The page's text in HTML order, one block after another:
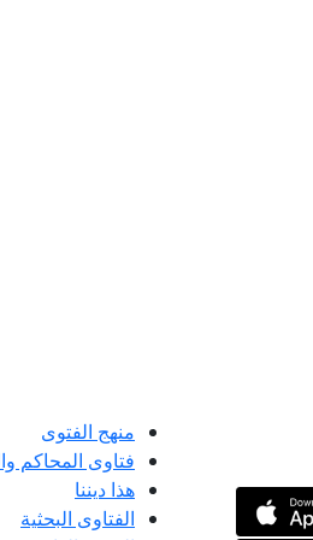
منهج الفتوى
فتاوى المحاكم
هذا ديننا
الفتاوى البحثية